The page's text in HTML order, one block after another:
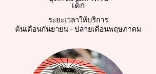
เด็ก
ระยะเวลาให้บริการ
ต้นเดือนกันยายน - ปลายเดือนพฤษภาคม